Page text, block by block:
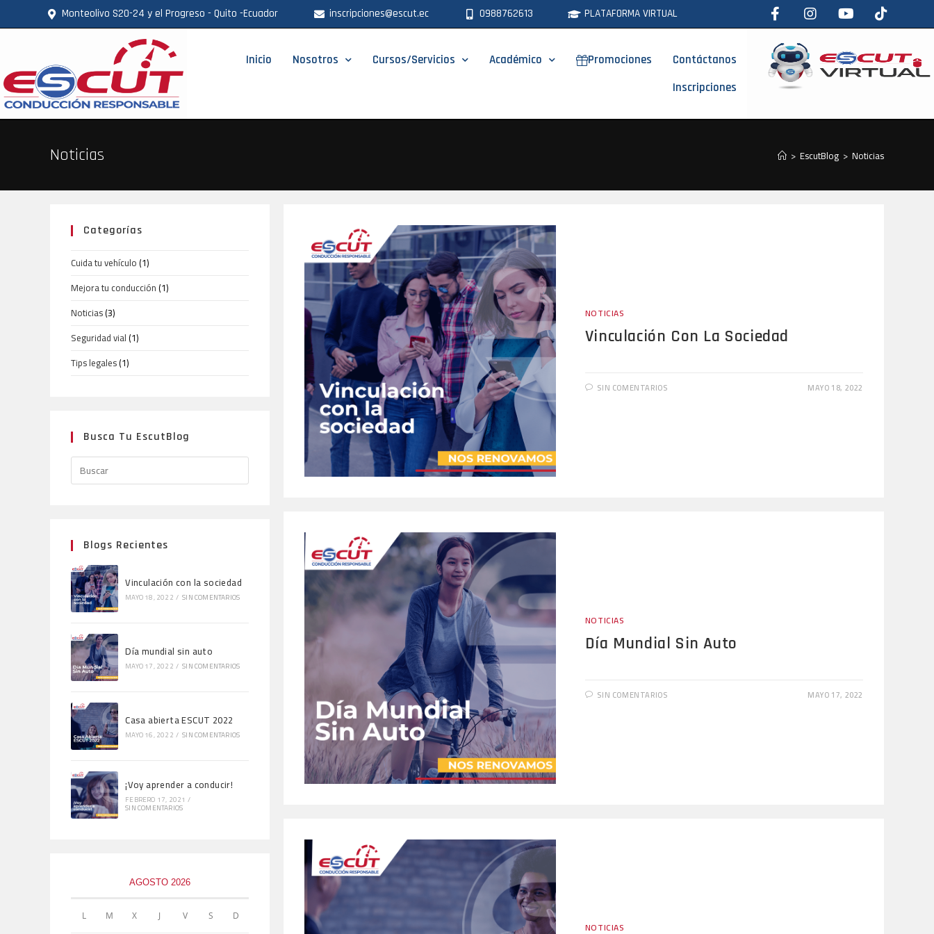
Monteolivo S20-24 y el Progreso - Quito -Ecuador inscripciones@escut.ec 0988762613 PLATAFORMA VIRTUAL
Inicio Nosotros Cursos/Servicios Académico Promociones
Contáctanos
Inscripciones
Noticias > EscutBlog > Noticias
NOTICIAS
Vinculación Con La Sociedad
SIN COMENTARIOS MAYO 18, 2022
NOTICIAS
Día Mundial Sin Auto
SIN COMENTARIOS MAYO 17, 2022
NOTICIAS
Categorías
Cuida tu vehículo (1)
Mejora tu conducción (1)
Noticias(3)
Seguridad vial (1)
Tips legales(1)
Busca Tu EscutBlog
Blogs Recientes
Vinculación con la sociedad
MAYO 18, 2022 / SIN COMENTARIOS
Día mundial sin auto
MAYO 17, 2022 / SIN COMENTARIOS
Casa abierta ESCUT 2022
MAYO 16, 2022 / SIN COMENTARIOS
¡Voy aprender a conducir!
FEBRERO 17, 2021 /
SIN COMENTARIOS
AGOSTO 2026
L M X J V S D